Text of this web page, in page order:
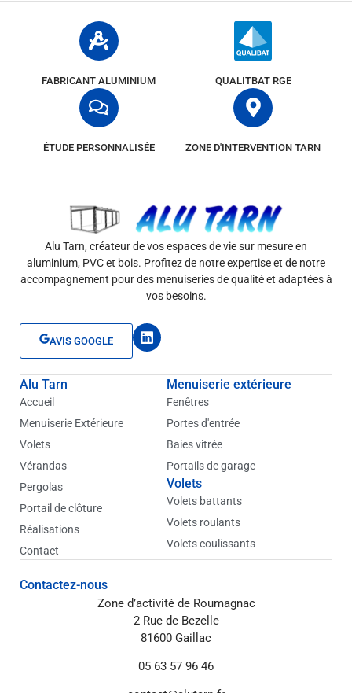
FABRICANT ALUMINIUM QUALITBAT RGE
ÉTUDE PERSONNALISÉE ZONE D'INTERVENTION TARN
Alu Tarn, créateur de vos espaces de vie sur mesure en
aluminium, PVC et bois. Profitez de notre expertise et de notre
accompagnement pour des menuiseries de qualité et adaptées à
vos besoins.
AVIS GOOGLE
L
i
k
Alu Tarn
Accueil
Menuiserie Extérieure
Volets
Vérandas
Pergolas
Portail de clôture
Réalisations
Contact
Menuiserie extérieure
Fenêtres
Portes d'entrée
Baies vitrée
Portails de garage
Volets
Volets battants
Volets roulants
Volets coulissants
Contactez-nous
Zone d’activité de Roumagnac
2 Rue de Bezelle
81600 Gaillac
05 63 57 96 46